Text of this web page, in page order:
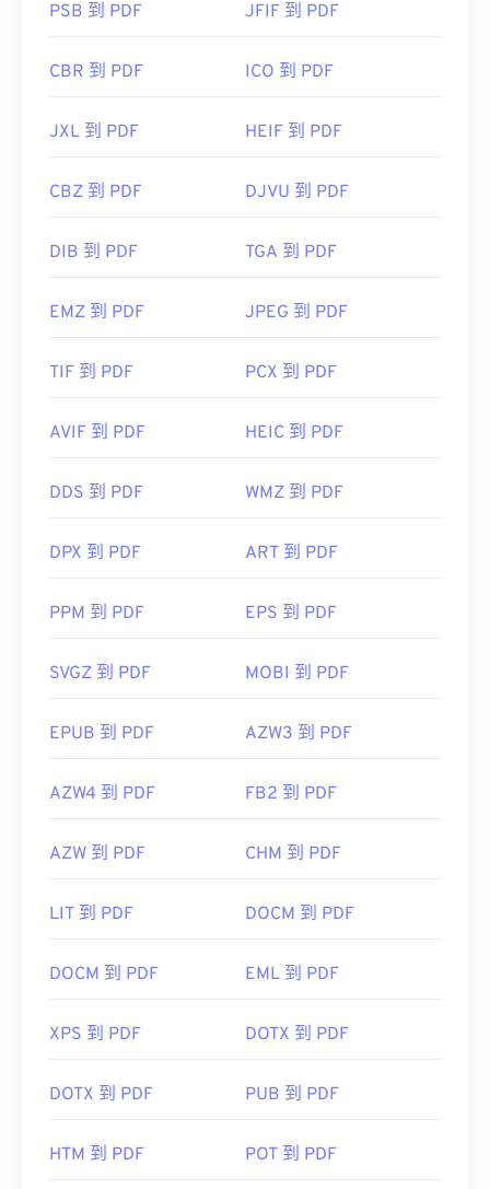
PSB 到 PDF JFIF 到 PDF
CBR 到 PDF ICO 到 PDF
JXL 到 PDF HEIF 到 PDF
CBZ 到 PDF DJVU 到 PDF
DIB 到 PDF TGA 到 PDF
EMZ 到 PDF JPEG 到 PDF
TIF 到 PDF PCX 到 PDF
AVIF 到 PDF HEIC 到 PDF
DDS 到 PDF WMZ 到 PDF
DPX 到 PDF ART 到 PDF
PPM 到 PDF EPS 到 PDF
SVGZ 到 PDF MOBI 到 PDF
EPUB 到 PDF AZW3 到 PDF
AZW4 到 PDF FB2 到 PDF
AZW 到 PDF CHM 到 PDF
LIT 到 PDF DOCM 到 PDF
DOCM 到 PDF EML 到 PDF
XPS 到 PDF DOTX 到 PDF
DOTX 到 PDF PUB 到 PDF
HTM 到 PDF POT 到 PDF